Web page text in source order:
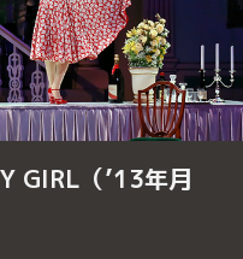
GIRL（’13年月